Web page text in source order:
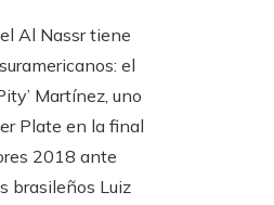
Al Nassr tiene
el
Martínez, uno
Plate en la final
2018 ante
brasileños Luiz